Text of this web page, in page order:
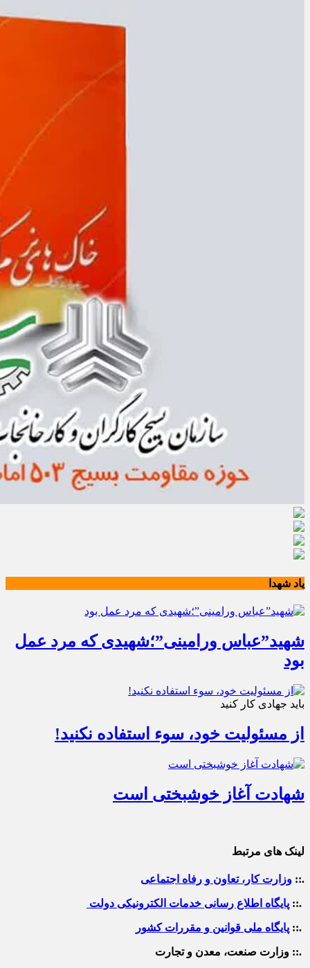
یاد شهدا
شهید”عباس ورامینی”؛شهیدی که مرد عمل
بود
باید جهادی کار کنید
از مسئولیت خود، سوء استفاده نکنید!
شهادت آغاز خوشبختی است
لینک های مرتبط
.:: وزارت کار، تعاون و رفاه اجتماعی
.:: پایگاه اطلاع رسانی خدمات الکترونیکی دولت
.:: پایگاه ملی قوانین و مقررات کشور
.:: وزارت صنعت، معدن و تجارت